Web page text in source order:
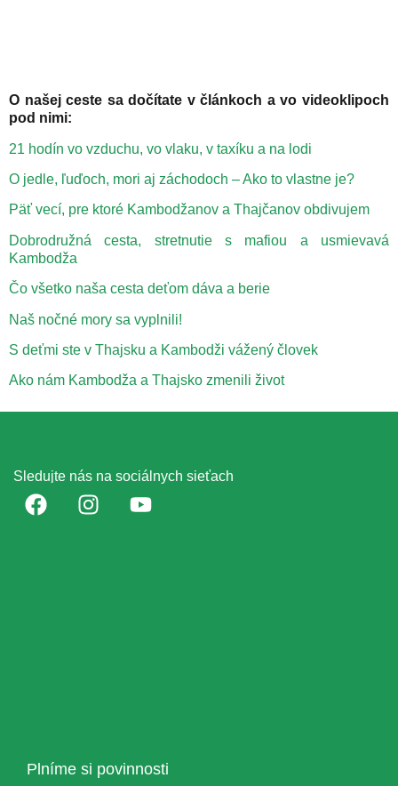
O našej ceste sa dočítate v článkoch a vo videoklipoch
pod nimi:
21 hodín vo vzduchu, vo vlaku, v taxíku a na lodi
O jedle, ľuďoch, mori aj záchodoch – Ako to vlastne je?
Päť vecí, pre ktoré Kambodžanov a Thajčanov obdivujem
Dobrodružná cesta, stretnutie s mafiou a usmievavá
Kambodža
Čo všetko naša cesta deťom dáva a berie
Naš nočné mory sa vyplnili!
S deťmi ste v Thajsku a Kambodži vážený človek
Ako nám Kambodža a Thajsko zmenili život
Sledujte nás na sociálnych sieťach
Plníme si povinnosti